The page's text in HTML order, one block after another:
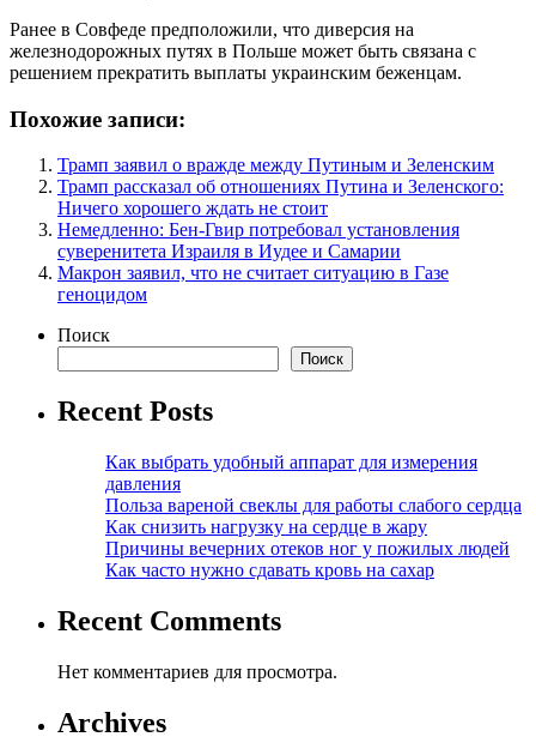
Ранее в Совфеде предположили, что диверсия на
железнодорожных путях в Польше может быть связана с
решением прекратить выплаты украинским беженцам.
Похожие записи:
Трамп заявил о вражде между Путиным и Зеленским
Трамп рассказал об отношениях Путина и Зеленского:
Ничего хорошего ждать не стоит
Немедленно: Бен-Гвир потребовал установления
суверенитета Израиля в Иудее и Самарии
Макрон заявил, что не считает ситуацию в Газе
геноцидом
Поиск
Поиск
Recent Posts
Как выбрать удобный аппарат для измерения
давления
Польза вареной свеклы для работы слабого сердца
Как снизить нагрузку на сердце в жару
Причины вечерних отеков ног у пожилых людей
Как часто нужно сдавать кровь на сахар
Recent Comments
Нет комментариев для просмотра.
Archives